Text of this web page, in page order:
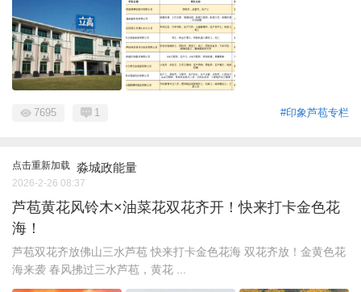
#印象芦苞专栏
7695 1
点击重新加载 淼城政能量
2026-2-26 08:37
芦苞黄花风铃木×油菜花双花齐开！快来打卡金色花
海！
芦苞双花齐放佛山三水芦苞 快来打卡金色花海 双花齐放！金黄色花
海来袭 春风拂过三水芦苞，黄花 ...